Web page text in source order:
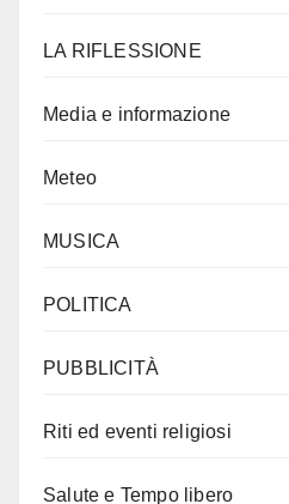
LA RIFLESSIONE
Media e informazione
Meteo
MUSICA
POLITICA
PUBBLICITÀ
Riti ed eventi religiosi
Salute e Tempo libero